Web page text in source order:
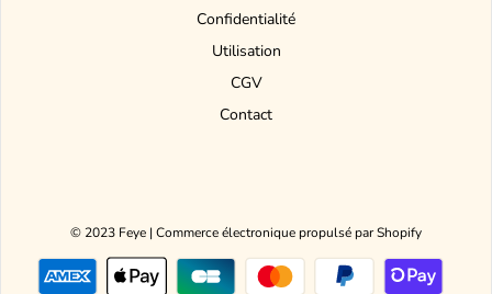
Confidentialité
Utilisation
CGV
Contact
© 2023 Feye | Commerce électronique propulsé par Shopify